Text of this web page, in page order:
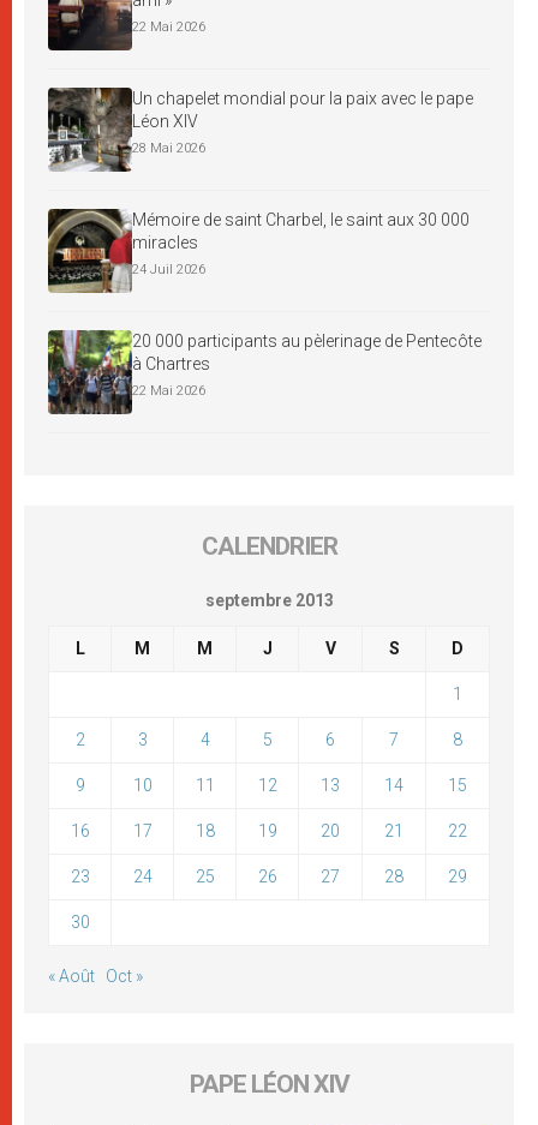
22 Mai 2026
Un chapelet mondial pour la paix avec le pape
Léon XIV
28 Mai 2026
Mémoire de saint Charbel, le saint aux 30 000
miracles
24 Juil 2026
20 000 participants au pèlerinage de Pentecôte
à Chartres
22 Mai 2026
CALENDRIER
septembre 2013
L M M J V S D
1
2 3 4 5 6 7 8
9 10 11 12 13 14 15
16 17 18 19 20 21 22
23 24 25 26 27 28 29
30
« Août Oct »
PAPE LÉON XIV